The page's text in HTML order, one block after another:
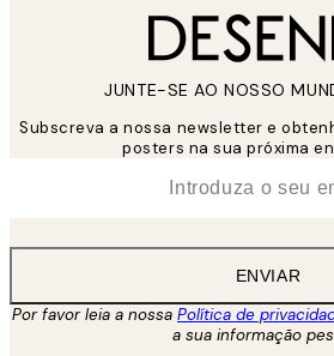
JUNTE-SE AO NOSSO
Subscreva a nossa newsletter e
posters na sua próxima
ENVIAR
Por favor leia a nossa Política de
a sua informação